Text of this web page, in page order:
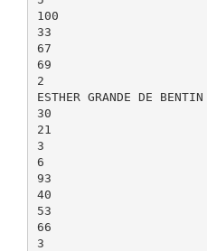
100
33
67
69
2
ESTHER GRANDE DE BENTIN
30
21
3
6
93
40
53
66
3